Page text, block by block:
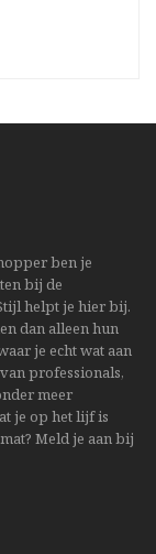
ben je
bij de
helpt je hier bij.
dan alleen hun
je echt wat aan
professionals,
meer
je op het lijf is
Meld je aan bij